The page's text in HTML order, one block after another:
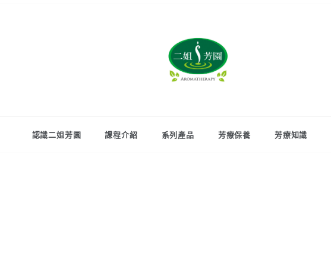
二姐芳園
認識二姐芳園 課程介紹 系列產品 芳療保養 芳療知識